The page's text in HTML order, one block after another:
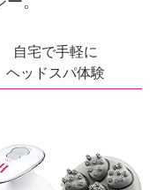
自宅で手軽に
ヘッドスパ体験